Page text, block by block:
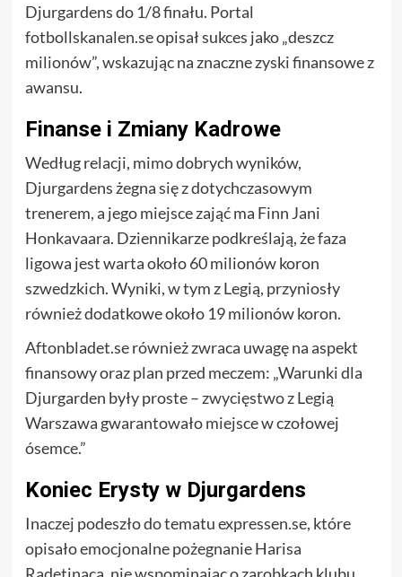
Djurgardens do 1/8 finału. Portal
fotbollskanalen.se opisał sukces jako „deszcz
milionów”, wskazując na znaczne zyski finansowe z
awansu.
Finanse i Zmiany Kadrowe
Według relacji, mimo dobrych wyników,
Djurgardens żegna się z dotychczasowym
trenerem, a jego miejsce zająć ma Finn Jani
Honkavaara. Dziennikarze podkreślają, że faza
ligowa jest warta około 60 milionów koron
szwedzkich. Wyniki, w tym z Legią, przyniosły
również dodatkowe około 19 milionów koron.
Aftonbladet.se również zwraca uwagę na aspekt
finansowy oraz plan przed meczem: „Warunki dla
Djurgarden były proste – zwycięstwo z Legią
Warszawa gwarantowało miejsce w czołowej
ósemce.”
Koniec Erysty w Djurgardens
Inaczej podeszło do tematu expressen.se, które
opisało emocjonalne pożegnanie Harisa